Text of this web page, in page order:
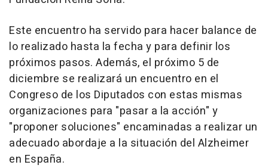
Este encuentro ha servido para hacer balance de
lo realizado hasta la fecha y para definir los
próximos pasos. Además, el próximo 5 de
diciembre se realizará un encuentro en el
Congreso de los Diputados con estas mismas
organizaciones para "pasar a la acción" y
"proponer soluciones" encaminadas a realizar un
adecuado abordaje a la situación del Alzheimer
en España.